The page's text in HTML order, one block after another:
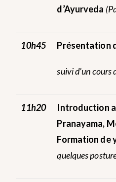
d’Ayurveda
10h45 Présentation
suivi d’un cours
11h20
Introduction
Pranayama,
Formation de
quelques